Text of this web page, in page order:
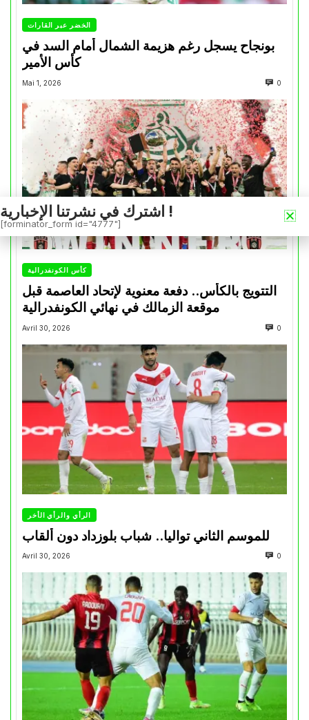
الخضر عبر القارات
بونجاح يسجل رغم هزيمة الشمال أمام السد في
كأس الأمير
Mai 1, 2026 0
كأس الكونفدرالية
التتويج بالكأس.. دفعة معنوية لإتحاد العاصمة قبل
موقعة الزمالك في نهائي الكونفدرالية
Avril 30, 2026 0
الرأي والرأي الأخر
للموسم الثاني تواليا.. شباب بلوزداد دون ألقاب
Avril 30, 2026 0
اشترك في نشرتنا الإخبارية !
[forminator_form id="4777"]